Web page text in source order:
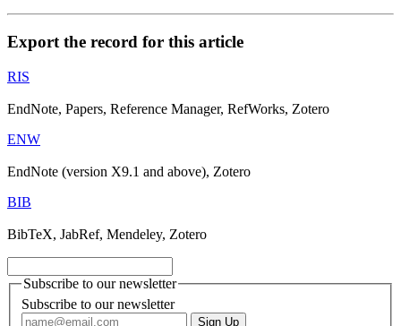
Export the record for this article
RIS
EndNote, Papers, Reference Manager, RefWorks, Zotero
ENW
EndNote (version X9.1 and above), Zotero
BIB
BibTeX, JabRef, Mendeley, Zotero
Subscribe to our newsletter
Subscribe to our newsletter